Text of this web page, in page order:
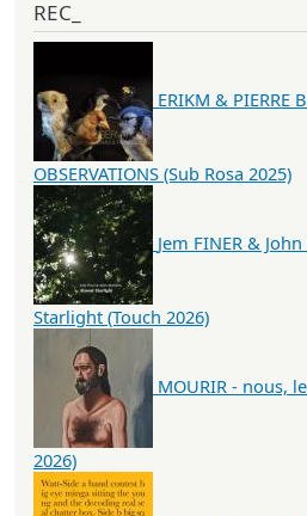
REC_
ERIKM & PIERRE
OBSERVATIONS (Sub Rosa 2025)
Jem FINER &
Starlight (Touch 2026)
MOURIR - nous,
2026)